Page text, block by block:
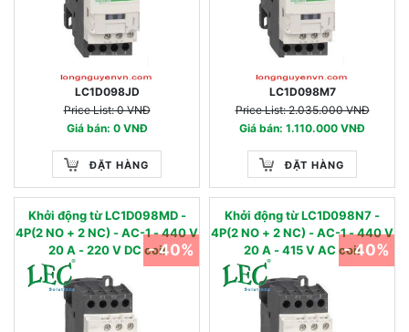
LC1D098JD
Price List: 0 VNĐ
Giá bán: 0 VNĐ
ĐẶT HÀNG
LC1D098M7
Price List: 2.035.000 VNĐ
Giá bán: 1.110.000 VNĐ
ĐẶT HÀNG
Khởi động từ LC1D098MD -
4P(2 NO + 2 NC) - AC-1 - 440 V
20 A - 220 V DC coil- 40%
Khởi động từ LC1D098N7 -
4P(2 NO + 2 NC) - AC-1 - 440 V
20 A - 415 V AC coil- 40%